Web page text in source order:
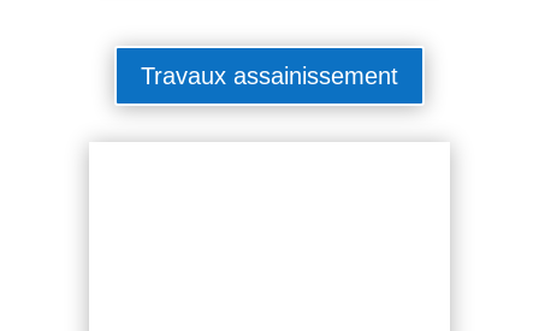
Travaux assainissement